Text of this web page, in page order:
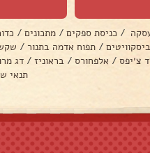
/ כניסת ספקים / מתכונים /
/ תפוח אדמה בתנור /
צ׳יפס / אלפחורס / בראוניז / דג
תנאי